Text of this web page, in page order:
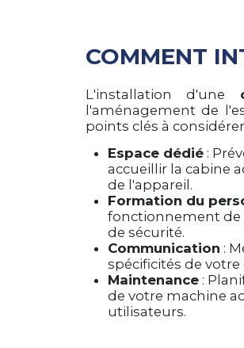
COMMENT
L'installation d'une
l'aménagement de
points clés à considérer
Espace dédié:
accueillir la cabine
de l'appareil.
Formation du
fonctionnement de
de sécurité.
Communication :
spécificités de
Maintenance:
de votre machine
utilisateurs.